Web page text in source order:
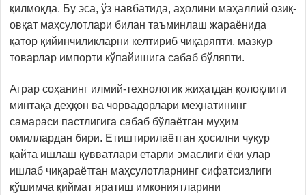
қилмоқда. Бу эса, ўз навбатида, аҳолини маҳаллий озиқ-
овқат маҳсулотлари билан таъминлаш жараёнида
қатор қийинчиликларни келтириб чиқаряпти, мазкур
товарлар импорти кўпайишига сабаб бўляпти.
Аграр соҳанинг илмий-технологик жиҳатдан қолоқлиги
минтақа деҳқон ва чорвадорлари меҳнатининг
самараси пастлигига сабаб бўлаётган муҳим
омиллардан бири. Етиштирилаётган ҳосилни чуқур
қайта ишлаш қувватлари етарли эмаслиги ёки улар
ишлаб чиқараётган маҳсулотларнинг сифатсизлиги
қўшимча қиймат яратиш имкониятларини